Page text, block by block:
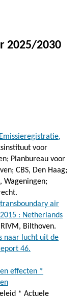
2025/2030
voor
Planbureau voor
CBS, Den Haag;
Wageningen;
air
: Netherlands
Bilthoven.
naar lucht uit de
46.
effecten *
* Actuele